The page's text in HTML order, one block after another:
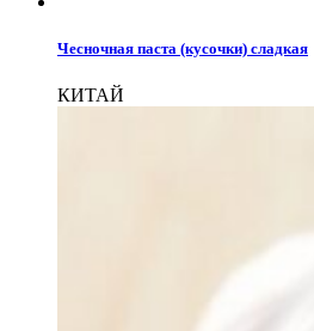
Чесночная паста (кусочки) сладкая
КИТАЙ